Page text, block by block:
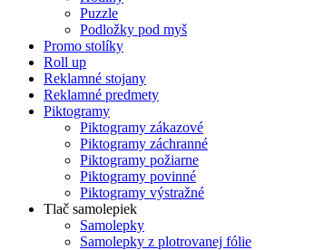
Puzzle
Podložky pod myš
Promo stolíky
Roll up
Reklamné stojany
Reklamné predmety
Piktogramy
Piktogramy zákazové
Piktogramy záchranné
Piktogramy požiarne
Piktogramy povinné
Piktogramy výstražné
Tlač samolepiek
Samolepky
Samolepky z plotrovanej fólie